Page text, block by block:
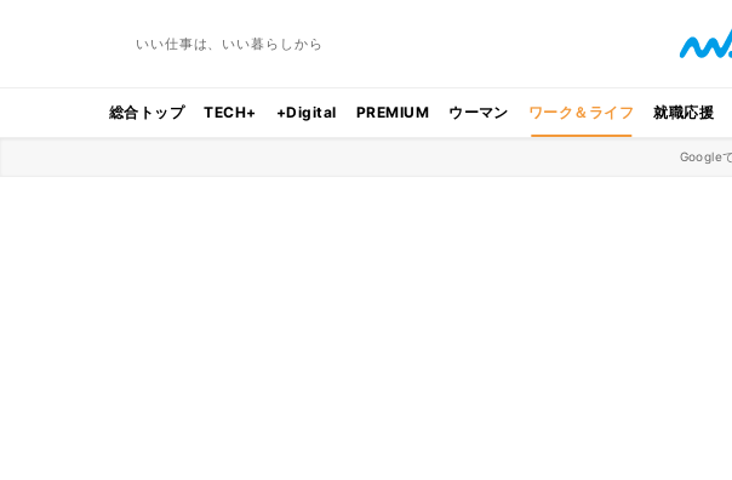
いい仕事は、いい暮らしから
総合トップ TECH+ +Digital PREMIUM ウーマン ワーク＆ライフ 就職応援
Google